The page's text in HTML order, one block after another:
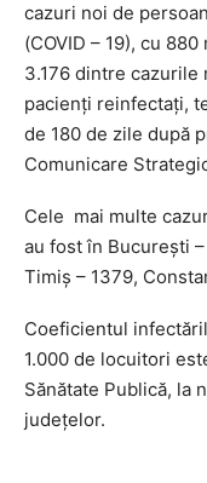
cazuri noi de
(COVID – 19), cu
3.176 dintre
pacienţi reinfectaţi,
de 180 de zile după
Comunicare
Cele mai multe
au fost în Bucureşti
Timiş – 1379,
Coeficientul
1.000 de locuitori
Sănătate Publică, la
judeţelor.